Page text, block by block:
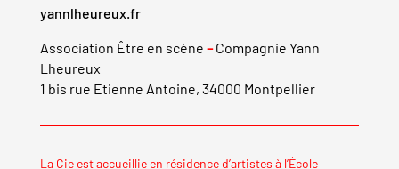
yannlheureux.fr
Association Être en scène –Compagnie Yann
Lheureux
1 bis rue Etienne Antoine, 34000 Montpellier
La Cie est accueillie en résidence d’artistes à l’École